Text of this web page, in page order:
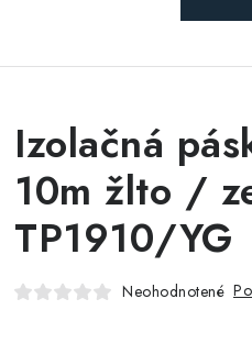
Izolačná
10m žlto /
TP1910/YG
Neohodnotené